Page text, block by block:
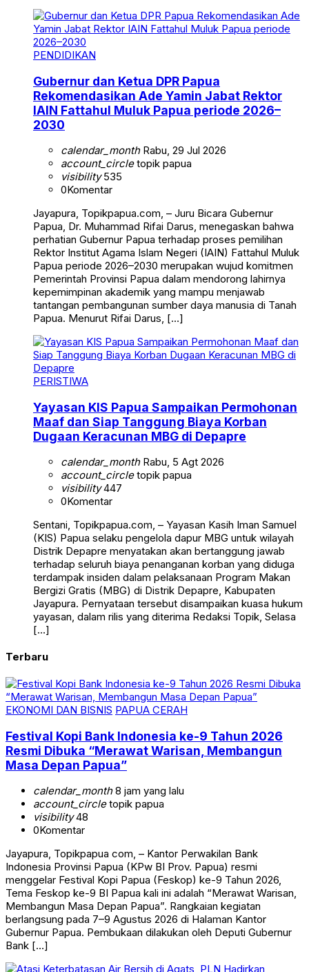
PENDIDIKAN
Gubernur dan Ketua DPR Papua
Rekomendasikan Ade Yamin Jabat Rektor
IAIN Fattahul Muluk Papua periode 2026–
2030
calendar_monthRabu, 29 Jul 2026
account_circletopik papua
visibility535
0Komentar
Jayapura, Topikpapua.com, – Juru Bicara Gubernur
Papua, Dr. Muhammad Rifai Darus, menegaskan bahwa
perhatian Gubernur Papua terhadap proses pemilihan
Rektor Institut Agama Islam Negeri (IAIN) Fattahul Muluk
Papua periode 2026–2030 merupakan wujud komitmen
Pemerintah Provinsi Papua dalam mendorong lahirnya
kepemimpinan akademik yang mampu menjawab
tantangan pembangunan sumber daya manusia di Tanah
Papua. Menurut Rifai Darus, […]
PERISTIWA
Yayasan KIS Papua Sampaikan Permohonan
Maaf dan Siap Tanggung Biaya Korban
Dugaan Keracunan MBG di Depapre
calendar_monthRabu, 5 Agt 2026
account_circletopik papua
visibility447
0Komentar
Sentani, Topikpapua.com, – Yayasan Kasih Iman Samuel
(KIS) Papua selaku pengelola dapur MBG untuk wilayah
Distrik Depapre menyatakan akan bertanggung jawab
terhadap seluruh biaya penanganan korban yang diduga
terdampak insiden dalam pelaksanaan Program Makan
Bergizi Gratis (MBG) di Distrik Depapre, Kabupaten
Jayapura. Pernyataan tersebut disampaikan kuasa hukum
yayasan, dalam rilis yang diterima Redaksi Topik, Selasa
[…]
Terbaru
EKONOMI DAN BISNIS PAPUA CERAH
Festival Kopi Bank Indonesia ke-9 Tahun 2026
Resmi Dibuka “Merawat Warisan, Membangun
Masa Depan Papua”
calendar_month8 jam yang lalu
account_circletopik papua
visibility48
0Komentar
Jayapura, Topikpapua com, – Kantor Perwakilan Bank
Indonesia Provinsi Papua (KPw BI Prov. Papua) resmi
menggelar Festival Kopi Papua (Feskop) ke-9 Tahun 2026,
Tema Feskop ke-9 BI Papua kali ini adalah “Merawat Warisan,
Membangun Masa Depan Papua”. Rangkaian kegiatan
berlangsung pada 7–9 Agustus 2026 di Halaman Kantor
Gubernur Papua. Pembukaan dilakukan oleh Deputi Gubernur
Bank […]